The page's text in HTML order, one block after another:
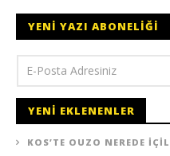
YENI YAZI ABONELIĞI
YENI EKLENENLER
KOS’TE OUZO NEREDE